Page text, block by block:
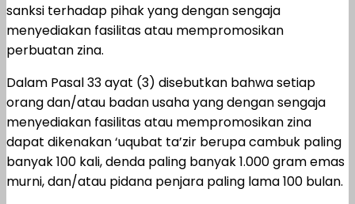
sanksi terhadap pihak yang dengan sengaja
menyediakan fasilitas atau mempromosikan
perbuatan zina.
Dalam Pasal 33 ayat (3) disebutkan bahwa setiap
orang dan/atau badan usaha yang dengan sengaja
menyediakan fasilitas atau mempromosikan zina
dapat dikenakan ‘uqubat ta’zir berupa cambuk paling
banyak 100 kali, denda paling banyak 1.000 gram emas
murni, dan/atau pidana penjara paling lama 100 bulan.